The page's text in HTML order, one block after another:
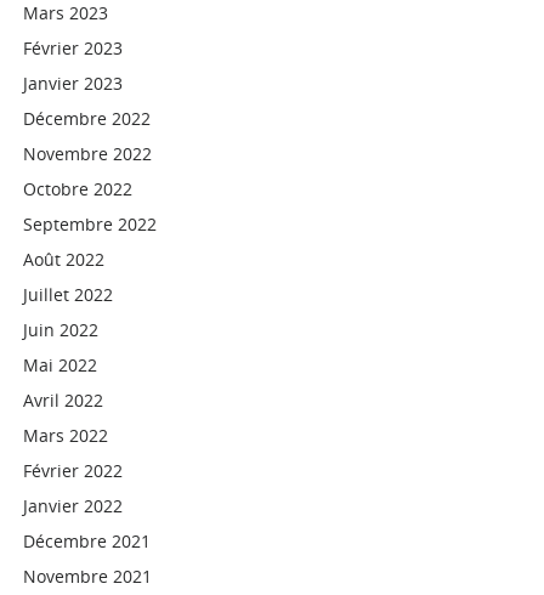
Mars 2023
Février 2023
Janvier 2023
Décembre 2022
Novembre 2022
Octobre 2022
Septembre 2022
Août 2022
Juillet 2022
Juin 2022
Mai 2022
Avril 2022
Mars 2022
Février 2022
Janvier 2022
Décembre 2021
Novembre 2021